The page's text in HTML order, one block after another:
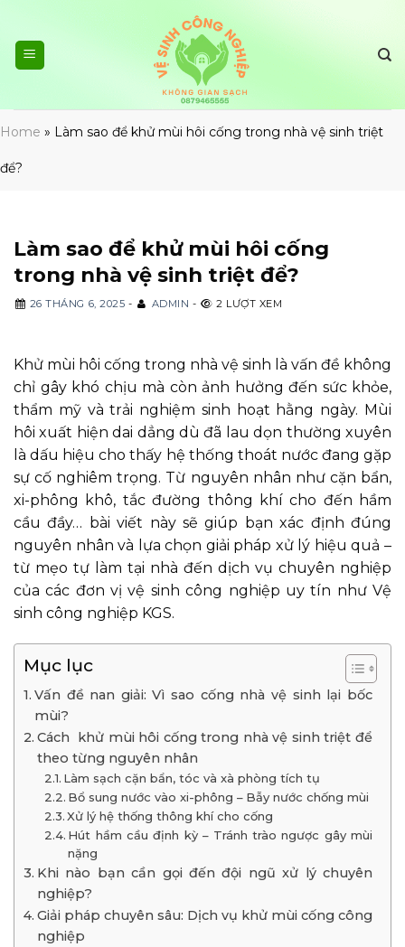
content
Home » Làm sao để khử mùi hôi cống trong nhà vệ sinh triệt
để?
Làm sao để khử mùi hôi cống
trong nhà vệ sinh triệt để?
26 THÁNG 6, 2025 - ADMIN - 2 LƯỢT XEM
Khử mùi hôi cống trong nhà vệ sinh là vấn đề không
chỉ gây khó chịu mà còn ảnh hưởng đến sức khỏe,
thẩm mỹ và trải nghiệm sinh hoạt hằng ngày. Mùi
hôi xuất hiện dai dẳng dù đã lau dọn thường xuyên
là dấu hiệu cho thấy hệ thống thoát nước đang gặp
sự cố nghiêm trọng. Từ nguyên nhân như cặn bẩn,
xi-phông khô, tắc đường thông khí cho đến hầm
cầu đầy… bài viết này sẽ giúp bạn xác định đúng
nguyên nhân và lựa chọn giải pháp xử lý hiệu quả –
từ mẹo tự làm tại nhà đến dịch vụ chuyên nghiệp
của các đơn vị vệ sinh công nghiệp uy tín như Vệ
sinh công nghiệp KGS.
Mục lục
Vấn đề nan giải: Vì sao cống nhà vệ sinh lại bốc
mùi?
Cách khử mùi hôi cống trong nhà vệ sinh triệt để
theo từng nguyên nhân
Làm sạch cặn bẩn, tóc và xà phòng tích tụ
Bổ sung nước vào xi-phông – Bẫy nước chống mùi
Xử lý hệ thống thông khí cho cống
Hút hầm cầu định kỳ – Tránh trào ngược gây mùi
nặng
Khi nào bạn cần gọi đến đội ngũ xử lý chuyên
nghiệp?
Giải pháp chuyên sâu: Dịch vụ khử mùi cống công
nghiệp